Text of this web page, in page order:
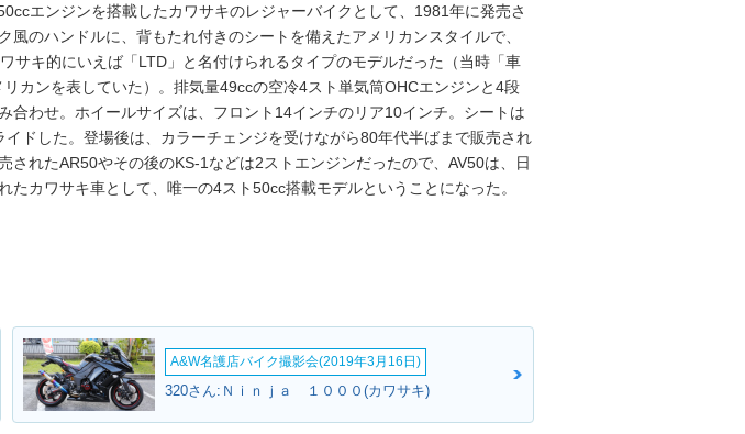
エンジンを搭載したカワサキのレジャーバイクとして、1981年に発売さ
風のハンドルに、背もたれ付きのシートを備えたアメリカンスタイルで、
サキ的にいえば「LTD」と名付けられるタイプのモデルだった（当時「車
カンを表していた）。排気量49ccの空冷4スト単気筒OHCエンジンと4段
合わせ。ホイールサイズは、フロント14インチのリア10インチ。シートは
イドした。登場後は、カラーチェンジを受けながら80年代半ばまで販売され
されたAR50やその後のKS-1などは2ストエンジンだったので、AV50は、日
たカワサキ車として、唯一の4スト50cc搭載モデルということになった。
A&W名護店バイク撮影会(2019年3月16日)
320さん:Ｎｉｎｊａ １０００(カワサキ)